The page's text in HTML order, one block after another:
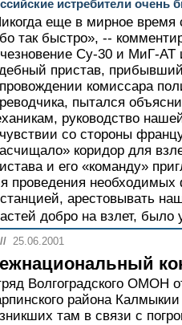
истребители очень
еще в мирное
так быстро», --
Су-30 и МиГ-АТ
пристав,
комиссара
пытался
руководство
со стороны
коридор для
и его «команду»
проведения необходимых
арестовывать
добро на взлет, было
// 25.06.2001
Волгоградского ОМОН
района
там в связи с